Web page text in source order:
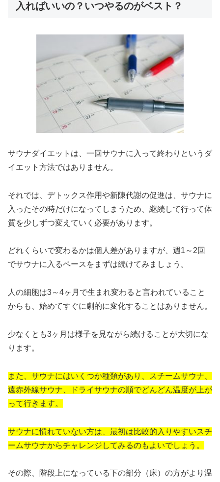
入ればいいの？いつやるのがベスト？
サウナダイエットは、一回サウナに入って終わりというダ
イエット方法ではありません。
それでは、デトックス作用や新陳代謝の促進は、サウナに
入ったその時だけになってしまうため、継続して行って体
質を少しずつ変えていく必要があります。
どれくらいで変わるかは個人差がありますが、週1～2回
でサウナに入るペースをまずは続けてみましょう。
人の細胞は3～4ヶ月で生まれ変わると言われていること
からも、始めてすぐに劇的に変化することはありません。
少なくとも3ヶ月は様子を見ながら続けることが大切にな
ります。
また、サウナにはいくつか種類があり、スチームサウナ、
遠赤外線サウナ、ドライサウナの順でどんどん温度が上が
って行きます。
サウナに慣れていない方は、最初は比較的入りやすいスチ
ームサウナからチャレンジしてみるのもよいでしょう。
その際、階段上になっている下の部分（床）の方がより温